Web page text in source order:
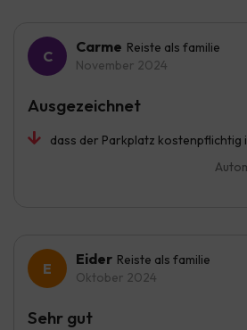
Carme Reiste als familie
November 2024
dass der Parkplatz kostenpflichtig
Ausgezeichnet
Eider Reiste als familie
Oktober 2024
Sehr gut